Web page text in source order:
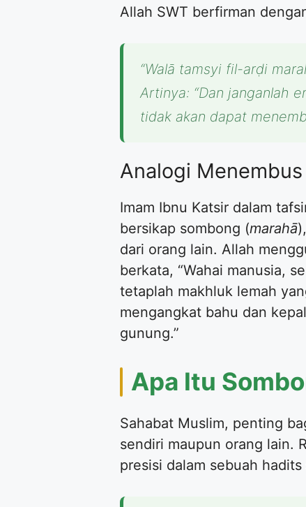
Allah SWT berfirman
“Walā tamsyi fil-arḍi
Artinya: “Dan janganlah
tidak akan dapat
Analogi
Imam Ibnu Katsir dalam
bersikap sombong (marahā
dari orang lain. Allah
berkata, “Wahai manusia,
tetaplah makhluk lemah
mengangkat bahu dan
gunung.”
Apa Itu
Sahabat Muslim, penting
sendiri maupun orang lain.
presisi dalam sebuah hadits